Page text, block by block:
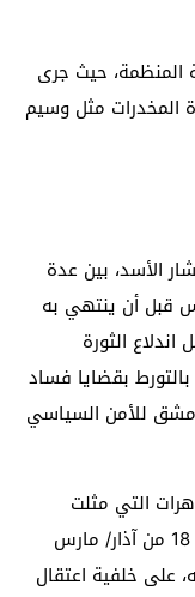
المنظمة، حيث جرى
المخدرات مثل وسيم
الأسد، بين عدة
قبل أن ينتهي به
الثورة
بقضايا فساد
للأمن السياسي
التي مثلت
شرارة الثورة السورية في مدينة درعا في 18 من آذار/ مارس
على خلفية اعتقال